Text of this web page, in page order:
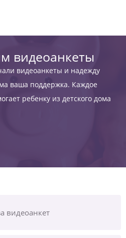
видеоанкеты
видеоанкеты и надежду
ваша поддержка. Каждое
ребенку из детского дома
видеоанкет